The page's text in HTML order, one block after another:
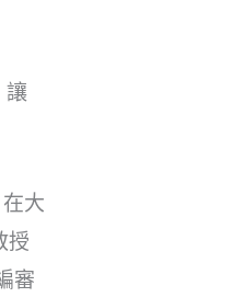
讓
大
授
審